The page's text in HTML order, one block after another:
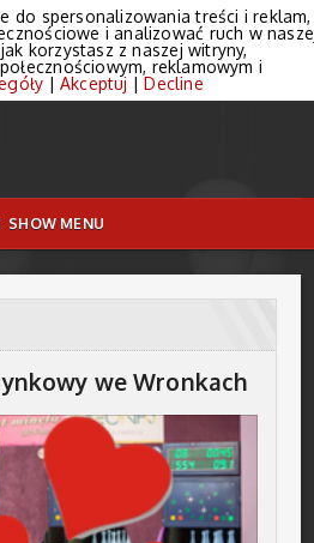
SHOW MENU
we Wronkach
do spersonalizowania treści i reklam,
i analizować ruch w
korzystasz z naszej witryny,
reklamowym i
| Akceptuj |Decline